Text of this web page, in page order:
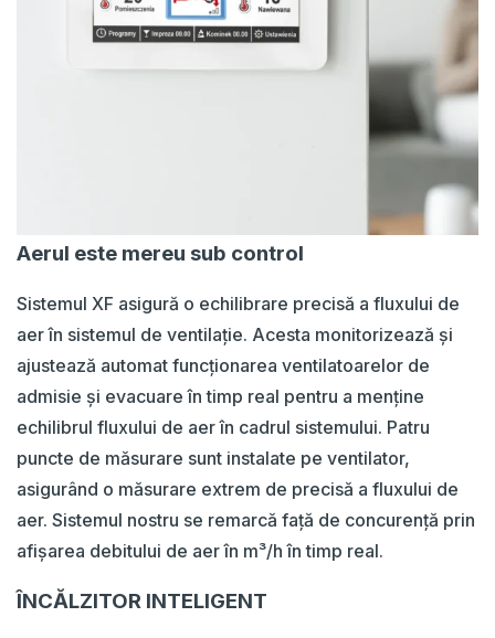
Aerul este mereu sub control
Sistemul XF asigură o echilibrare precisă a fluxului de
aer în sistemul de ventilație. Acesta monitorizează și
ajustează automat funcționarea ventilatoarelor de
admisie și evacuare în timp real pentru a menține
echilibrul fluxului de aer în cadrul sistemului. Patru
puncte de măsurare sunt instalate pe ventilator,
asigurând o măsurare extrem de precisă a fluxului de
aer. Sistemul nostru se remarcă față de concurență prin
afișarea debitului de aer în m³/h în timp real.
ÎNCĂLZITOR INTELIGENT